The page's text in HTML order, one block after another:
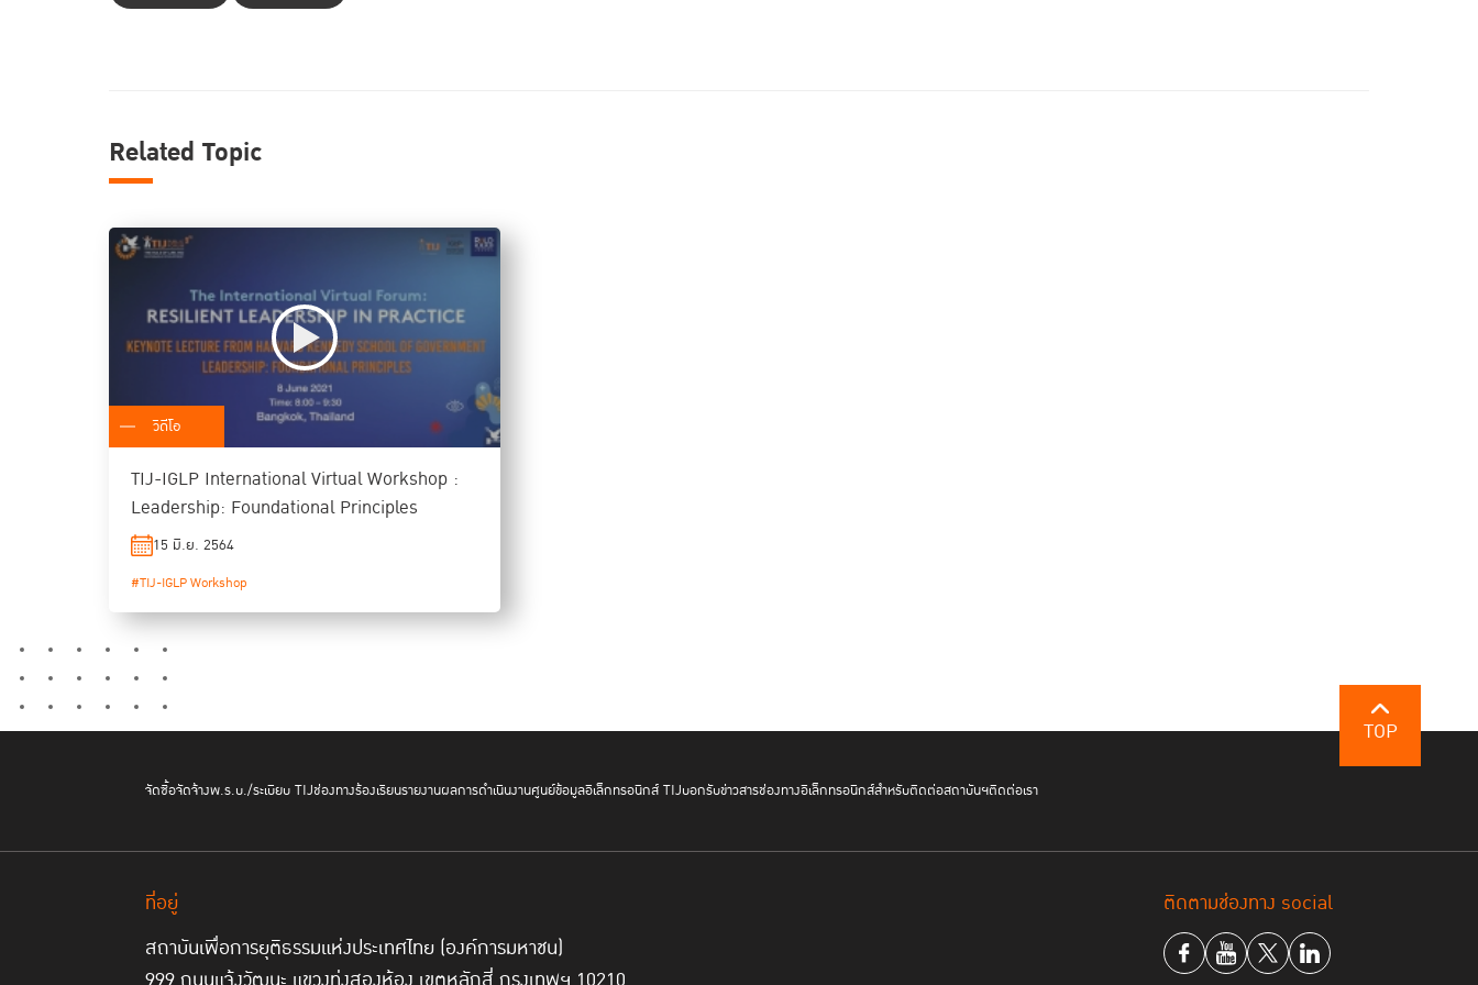
Related Topic
วิดีโอ
TIJ-IGLP International Virtual Workshop :
Leadership: Foundational Principles
15 มิ.ย. 2564
#TIJ-IGLP Workshop
TOP
จัดซื้อจัดจ้างพ.ร.บ./ระเบียบ TIJช่องทางร้องเรียนรายงานผลการดำเนินงานศูนย์ข้อมูลอิเล็กทรอนิกส์ TIJบอกรับข่าวสารช่องทางอิเล็กทรอนิกส์สำหรับติดต่อสถาบันฯติดต่อเรา
ที่อยู่
สถาบันเพื่อการยุติธรรมแห่งประเทศไทย (องค์การมหาชน)
ติดตามช่องทาง social